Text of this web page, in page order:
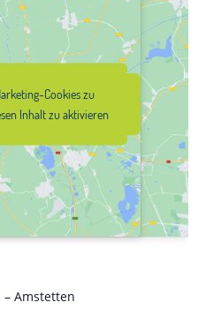
Amstetten
diesen Inhalt zu
Cookies zu
Inhalt zu aktivieren